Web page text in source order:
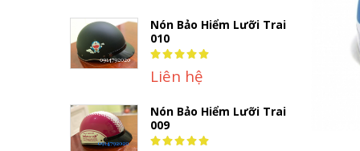
Nón Bảo Hiểm Lưỡi Trai
010
Rating:
100%
Liên hệ
Nón Bảo Hiểm Lưỡi Trai
009
Rating:
100%